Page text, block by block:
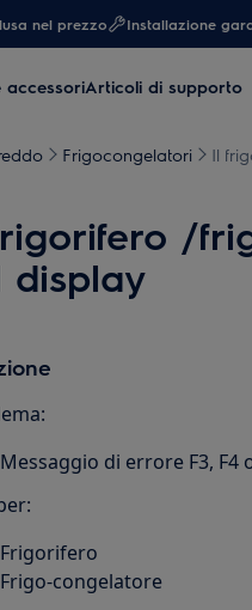
nel prezzo Installazione
accessoriArticoli di supporto
Frigocongelatori Il
/
display
Messaggio di errore F3,
Frigorifero
Frigo-congelatore